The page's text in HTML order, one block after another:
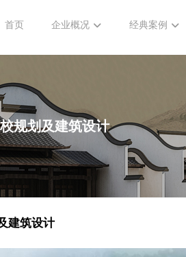
首页 企业概况 经典案例
规划及建筑设计
建筑设计